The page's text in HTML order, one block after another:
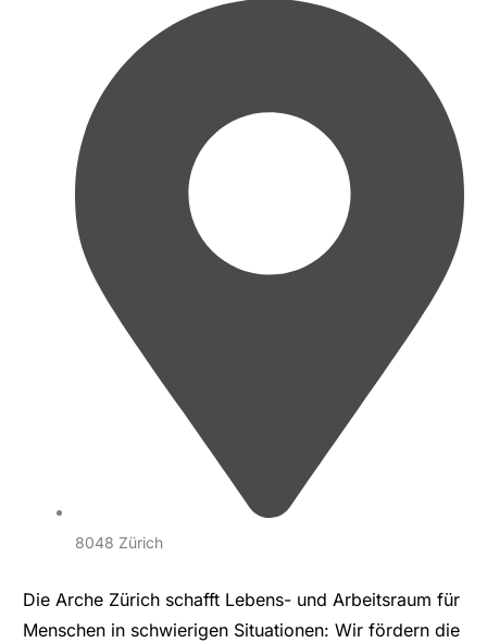
8048 Zürich
Die Arche Zürich schafft Lebens- und Arbeitsraum für
Menschen in schwierigen Situationen: Wir fördern die